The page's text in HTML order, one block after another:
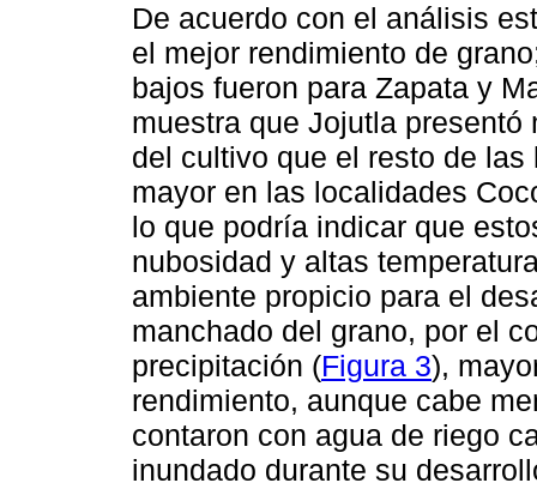
De acuerdo con el análisis
el mejor rendimiento de
bajos fueron para Zapata y
muestra que Jojutla
del cultivo que el resto de
mayor en las localidades
lo que podría indicar que
nubosidad y altas
ambiente propicio para el
manchado del grano, por el
precipitación (Figura 3),
rendimiento, aunque cabe
contaron con agua de riego
inundado durante su